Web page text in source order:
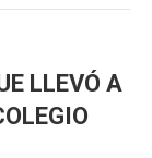
LLEVÓ A